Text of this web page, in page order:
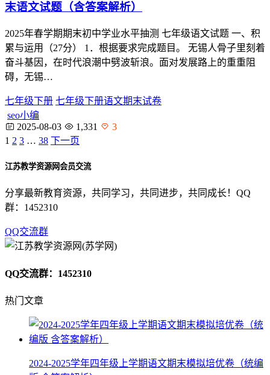
末语文试题（含答案解析）
2025年春学期期末初中学业水平抽测 七年级语文试题 一、积
累与运用（27分） 1．根据要求完成题目。 无锡人骨子里刻着
奋斗基因，在时代浪潮中劈波斩浪。面对发展路上的重重阻
碍，无锡…
七年级下册 七年级下册语文期末试卷
seo小编
2025-08-03
1,331
3
1 2 3 … 38 下一页
江苏教学资源网会员交流
分享最新教育资源，共同学习，共同进步，共同成长！QQ
群：1452310
QQ交流群
QQ交流群：1452310
热门文章
2024-2025学年四年级上学期语文期末模拟培优卷（统编